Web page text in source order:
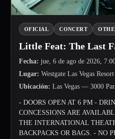
OFICIAL CONCERT
Little Feat: The Last
Fecha: jue, 6 de ago de 2026,
Lugar: Westgate Las Vegas
Ubicación: Las Vegas — 3000
- DOORS OPEN AT 6 PM -
CONCESSIONS ARE
THE INTERNATIONAL
BACKPACKS OR BAGS. - NO